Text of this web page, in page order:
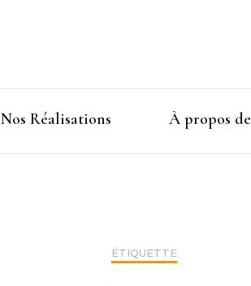
Nos Réalisations À propos de
ÉTIQUETTE